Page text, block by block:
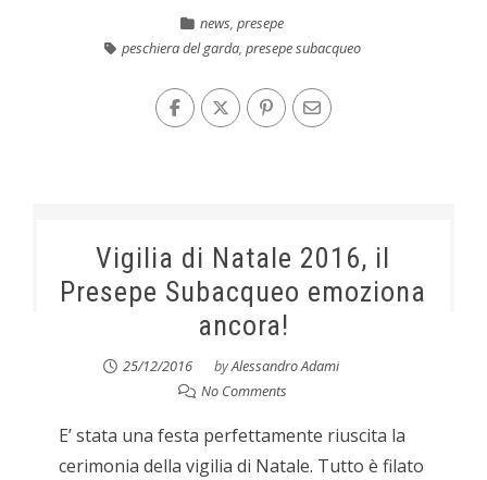
news,presepe
peschiera del garda, presepe subacqueo
Vigilia di Natale 2016, il
Presepe Subacqueo emoziona
ancora!
25/12/2016 byAlessandro Adami
No Comments
E’ stata una festa perfettamente riuscita la
cerimonia della vigilia di Natale. Tutto è filato